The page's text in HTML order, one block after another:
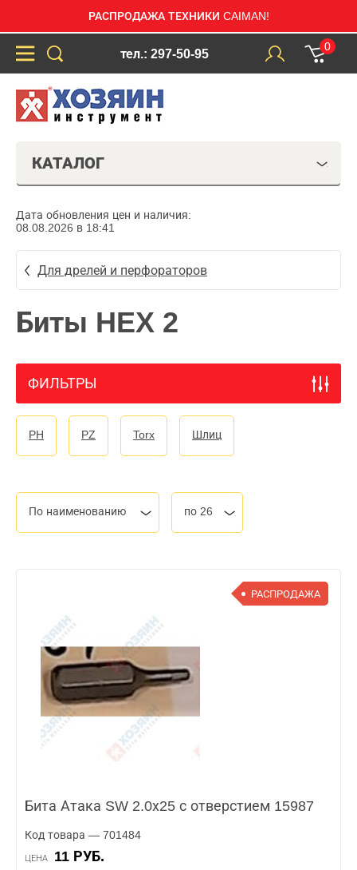
РАСПРОДАЖА ТЕХНИКИ CAIMAN!
тел.: 297-50-95
0
КАТАЛОГ
Дата обновления цен и наличия:
08.08.2026 в 18:41
Для дрелей и перфораторов
Биты HEX 2
ФИЛЬТРЫ
PH PZ Torx Шлиц
По наименованию по 26
РАСПРОДАЖА
Бита Атака SW 2.0х25 с отверстием 15987
Код товара — 701484
ЦЕНА 11 РУБ.